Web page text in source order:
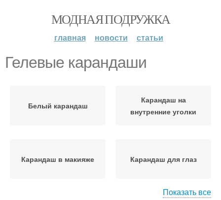
МОДНАЯ ПОДРУЖКА
главная новости статьи
Гелевые карандаши
Белый карандаш
Карандаш на
внутренние уголки
Карандаш в макияже Карандаш для глаз
Показать все